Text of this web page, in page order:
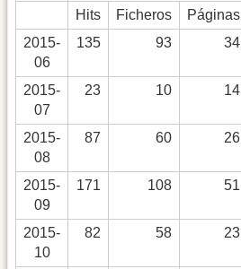
Hits
Ficheros Páginas
2015-
06
135 93 34
2015-
07
23 10 14
2015-
08
87 60 26
2015-
09
171 108 51
2015-
10
82 58 23